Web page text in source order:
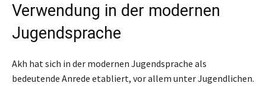
Verwendung in der modernen
Jugendsprache
Akh hat sich in der modernen Jugendsprache als
bedeutende Anrede etabliert, vor allem unter Jugendlichen.